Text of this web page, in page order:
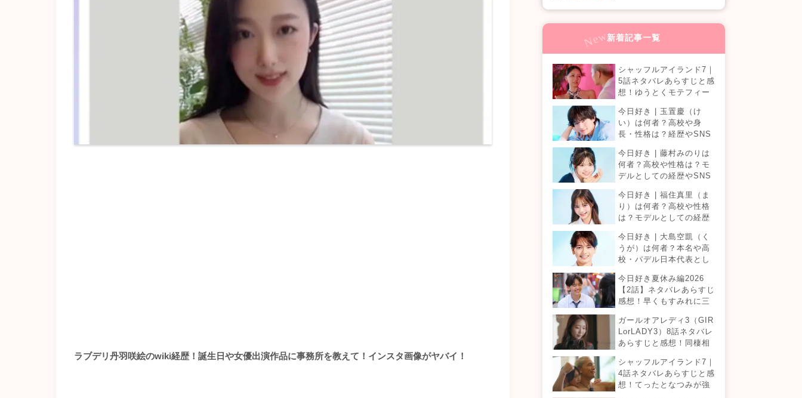
ラブデリ丹羽咲絵のwiki経歴！誕生日や女優出演作品に事務所を教えて！インスタ画像がヤバイ！
新着記事一覧
シャッフルアイランド7｜
5話ネタバレあらすじと感
想！ゆうとくモテフィー
ったが暴走！？
今日好き | 玉置慶（け
い）は何者？高校や身
長・性格は？経歴やSNS
今日好き | 藤村みのりは
何者？高校や性格は？モ
デルとしての経歴やSNS
今日好き | 福住真里（ま
り）は何者？高校や性格
は？モデルとしての経歴
め！
今日好き | 大島空凱（く
うが）は何者？本名や高
校・パデル日本代表とし
ールまとめ！
今日好き夏休み編2026
【2話】ネタバレあらすじ
感想！早くもすみれに三
ルは生まれる？
ガールオアレディ3（GIR
LorLADY3）8話ネタバレ
あらすじと感想！同棲相
気持ちの変化は…？
シャッフルアイランド7｜
4話ネタバレあらすじと感
想！てったとなつみが強